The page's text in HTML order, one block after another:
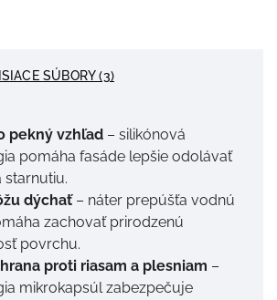
SÚBORY (3)
pekný vzhľad – silikónová
pomáha fasáde lepšie odolávať
starnutiu.
dýchať– náter prepúšťa vodnú
zachovať prirodzenú
povrchu.
proti riasam a plesniam –
mikrokapsúl zabezpečuje